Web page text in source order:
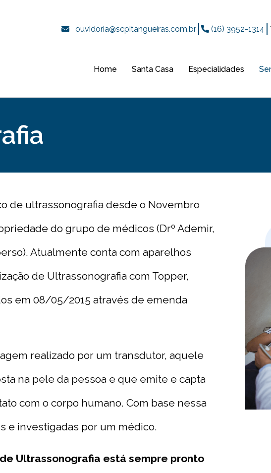
ouvidoria@scpitangueiras.com.br (16) 3952-1314
Home Santa Casa Especialidades
de ultrassonografia desde o Novembro
do grupo de médicos (Drº Ademir,
Atualmente conta com aparelhos
de Ultrassonografia com Topper,
em 08/05/2015 através de emenda
realizado por um transdutor, aquele
na pele da pessoa e que emite e capta
com o corpo humano. Com base nessa
e investigadas por um médico.
Ultrassonografia está sempre pronto